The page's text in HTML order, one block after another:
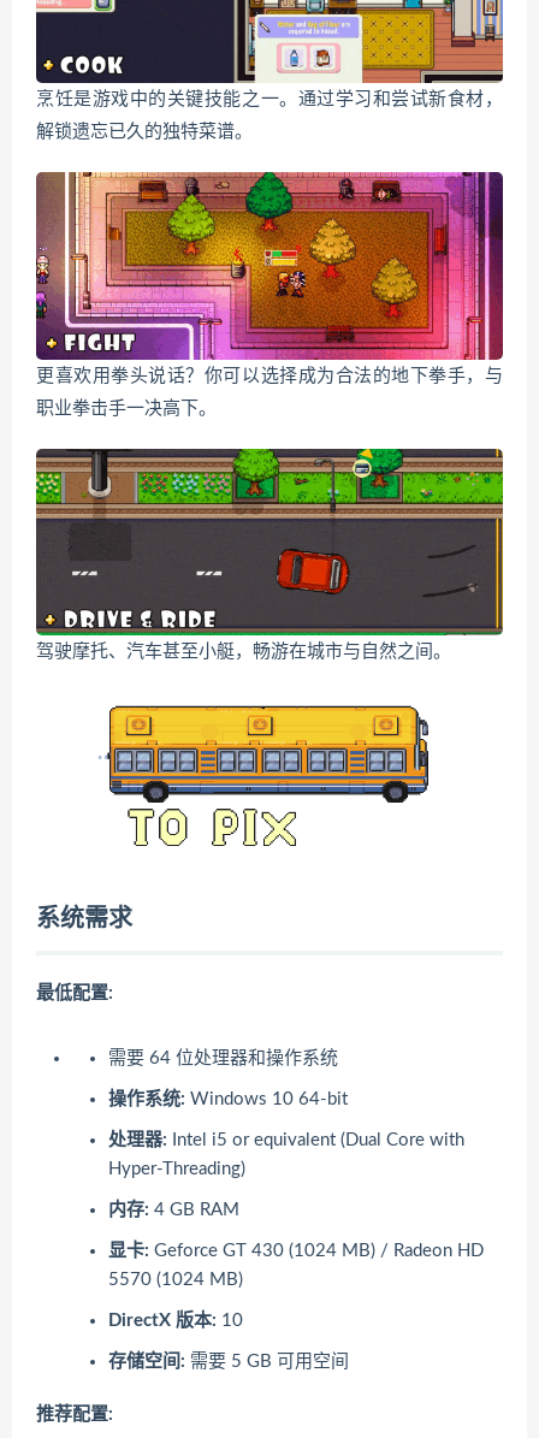
烹饪是游戏中的关键技能之一。通过学习和尝试新食材，
解锁遗忘已久的独特菜谱。
更喜欢用拳头说话？你可以选择成为合法的地下拳手，与
职业拳击手一决高下。
驾驶摩托、汽车甚至小艇，畅游在城市与自然之间。
系统需求
最低配置:
需要 64 位处理器和操作系统
操作系统: Windows 10 64-bit
处理器: Intel i5 or equivalent (Dual Core with
Hyper-Threading)
内存: 4 GB RAM
显卡: Geforce GT 430 (1024 MB) / Radeon HD
5570 (1024 MB)
DirectX 版本: 10
存储空间: 需要 5 GB 可用空间
推荐配置: